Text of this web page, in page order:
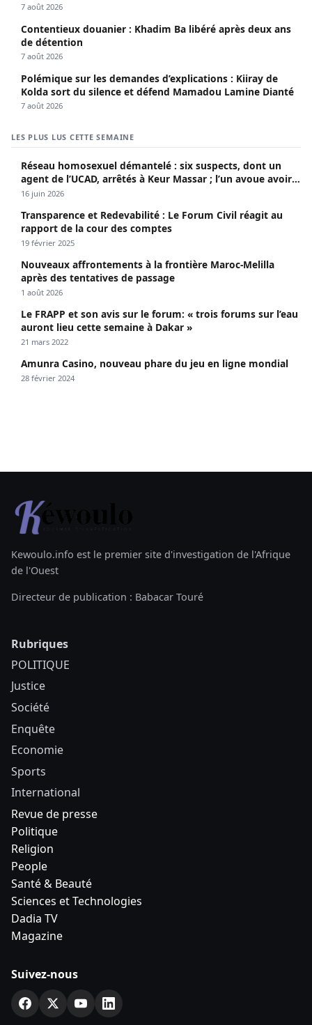
7 août 2026
Contentieux douanier : Khadim Ba libéré après deux ans
de détention
7 août 2026
Polémique sur les demandes d’explications : Kiiray de
Kolda sort du silence et défend Mamadou Lamine Dianté
7 août 2026
LES PLUS LUS CETTE SEMAINE
Réseau homosexuel démantelé : six suspects, dont un
agent de l’UCAD, arrêtés à Keur Massar ; l’un avoue avoir
propagé le VIH depuis 2018
16 juin 2026
Transparence et Redevabilité : Le Forum Civil réagit au
rapport de la cour des comptes
19 février 2025
Nouveaux affrontements à la frontière Maroc-Melilla
après des tentatives de passage
1 août 2026
Le FRAPP et son avis sur le forum: « trois forums sur l’eau
auront lieu cette semaine à Dakar »
21 mars 2022
Amunra Casino, nouveau phare du jeu en ligne mondial
28 février 2024
Kewoulo.info est le premier site d'investigation de l'Afrique
de l'Ouest
Directeur de publication : Babacar Touré
Rubriques
POLITIQUE
Justice
Société
Enquête
Economie
Sports
International
Revue de presse
Politique
Religion
People
Santé & Beauté
Sciences et Technologies
Dadia TV
Magazine
Suivez-nous